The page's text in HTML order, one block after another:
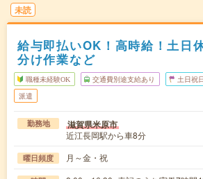
未読
給与即払いOK！高時給！土日
分け作業など
職種未経験OK 交通費別途支給あり 土日祝
派遣
勤務地 滋賀県米原市
近江長岡駅から車8分
曜日頻度 月～金・祝